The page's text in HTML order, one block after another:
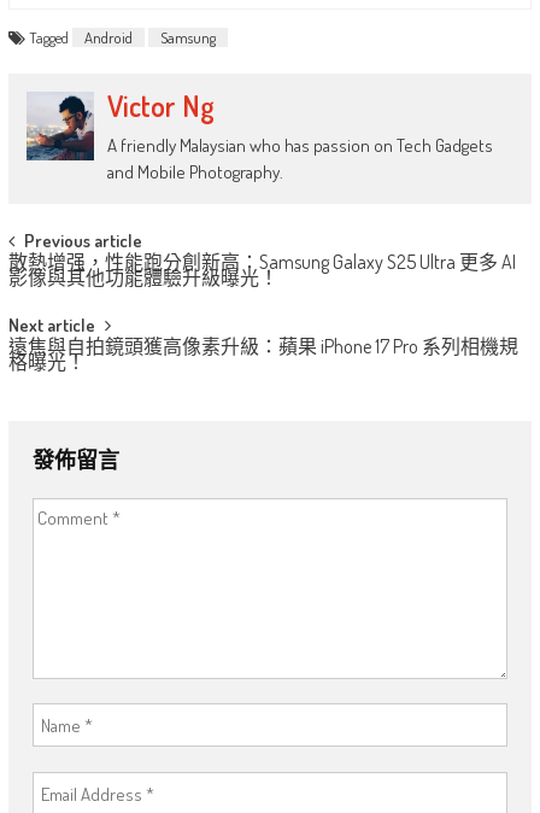
Tagged Android Samsung
Victor Ng
A friendly Malaysian who has passion on Tech Gadgets
and Mobile Photography.
Post
navigation
Previous article
散熱增强，性能跑分創新高：Samsung Galaxy S25 Ultra 更多 AI
影像與其他功能體驗升級曝光！
Next article
遠焦與自拍鏡頭獲高像素升級：蘋果 iPhone 17 Pro 系列相機規
格曝光！
發佈留言